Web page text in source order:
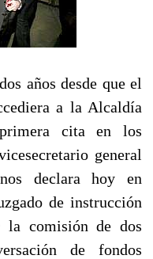
años desde que el
a la Alcaldía
cita en los
general
declara hoy en
de instrucción
comisión de dos
de fondos